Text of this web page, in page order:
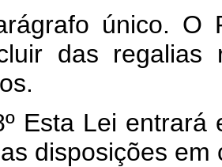
único. O
das regalias
Esta Lei
disposições em